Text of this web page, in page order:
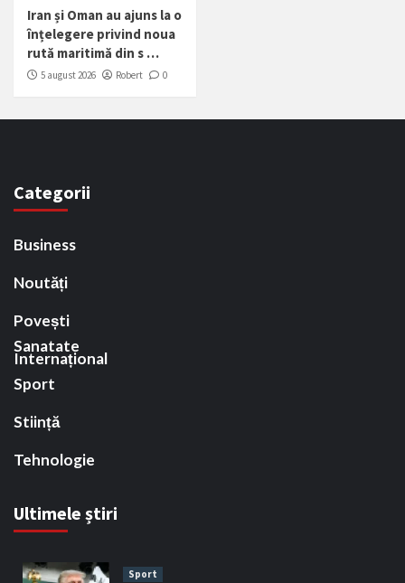
Iran și Oman au ajuns la o
înțelegere privind noua
rută maritimă din s …
5 august 2026 Robert 0
Categorii
Business
Noutăți
Povești
Internațional
Sanatate
Sport
Stiință
Tehnologie
Ultimele știri
Sport